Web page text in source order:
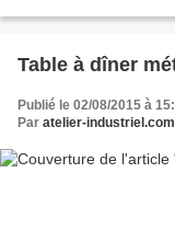
Table à dîner
Publié le 02/08/2015 à
Par atelier-industriel.com